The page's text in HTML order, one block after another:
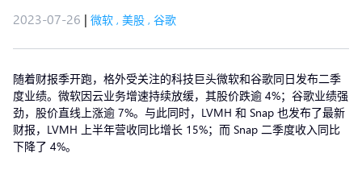
2023-07-26 | 微软 , 美股 , 谷歌
随着财报季开跑，格外受关注的科技巨头微软和谷歌同日发布二季
度业绩。微软因云业务增速持续放缓，其股价跌逾 4%；谷歌业绩强
劲，股价直线上涨逾 7%。与此同时，LVMH 和 Snap 也发布了最新
财报，LVMH 上半年营收同比增长 15%；而 Snap 二季度收入同比
下降了 4%。